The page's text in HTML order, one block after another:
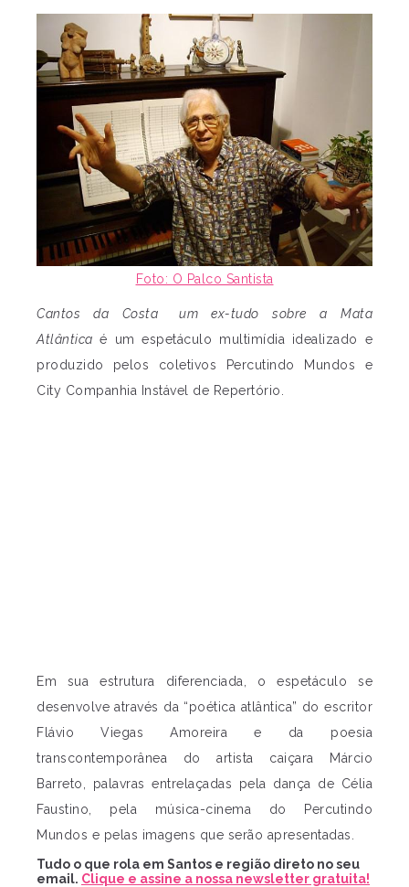
Foto: O Palco Santista
Cantos da Costa um ex-tudo sobre a Mata
Atlântica é um espetáculo multimídia idealizado e
produzido pelos coletivos Percutindo Mundos e
City Companhia Instável de Repertório.
Em sua estrutura diferenciada, o espetáculo se
desenvolve através da “poética atlântica” do escritor
Flávio Viegas Amoreira e da poesia
transcontemporânea do artista caiçara Márcio
Barreto, palavras entrelaçadas pela dança de Célia
Faustino, pela música-cinema do Percutindo
Mundos e pelas imagens que serão apresentadas.
Tudo o que rola em Santos e região direto no seu
email. Clique e assine a nossa newsletter gratuita!